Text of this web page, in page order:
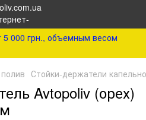
000 грн., объемным весом
Стойки-держатели
Avtopoliv (орех)